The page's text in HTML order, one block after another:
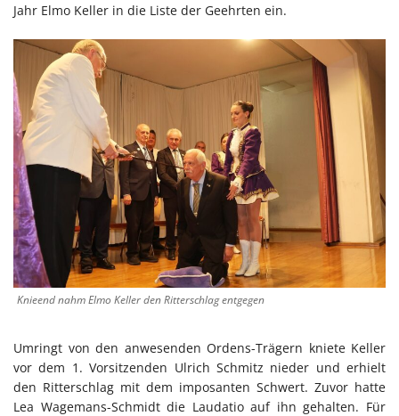
Jahr Elmo Keller in die Liste der Geehrten ein.
Knieend nahm Elmo Keller den Ritterschlag entgegen
Umringt von den anwesenden Ordens-Trägern kniete Keller
vor dem 1. Vorsitzenden Ulrich Schmitz nieder und erhielt
den Ritterschlag mit dem imposanten Schwert. Zuvor hatte
Lea Wagemans-Schmidt die Laudatio auf ihn gehalten. Für